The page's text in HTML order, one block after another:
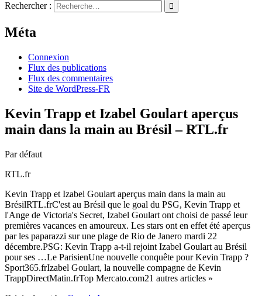
Rechercher :
Méta
Connexion
Flux des publications
Flux des commentaires
Site de WordPress-FR
Kevin Trapp et Izabel Goulart aperçus
main dans la main au Brésil – RTL.fr
Par défaut
RTL.fr
Kevin Trapp et Izabel Goulart aperçus main dans la main au
BrésilRTL.frC'est au Brésil que le goal du PSG, Kevin Trapp et
l'Ange de Victoria's Secret, Izabel Goulart ont choisi de passé leur
premières vacances en amoureux. Les stars ont en effet été aperçus
par les paparazzi sur une plage de Rio de Janero mardi 22
décembre.PSG: Kevin Trapp a-t-il rejoint Izabel Goulart au Brésil
pour ses …Le ParisienUne nouvelle conquête pour Kevin Trapp ?
Sport365.frIzabel Goulart, la nouvelle compagne de Kevin
TrappDirectMatin.frTop Mercato.com21 autres articles »